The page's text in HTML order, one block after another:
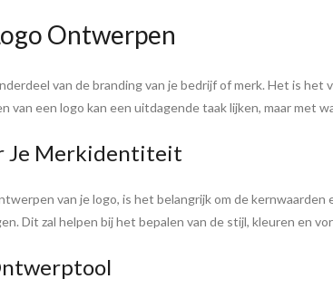
Ontwerpen
van de branding van je bedrijf of merk. Het is
van een logo kan een uitdagende taak lijken, maar met
Je Merkidentiteit
van je logo, is het belangrijk om de
Dit zal helpen bij het bepalen van de stijl, kleuren en